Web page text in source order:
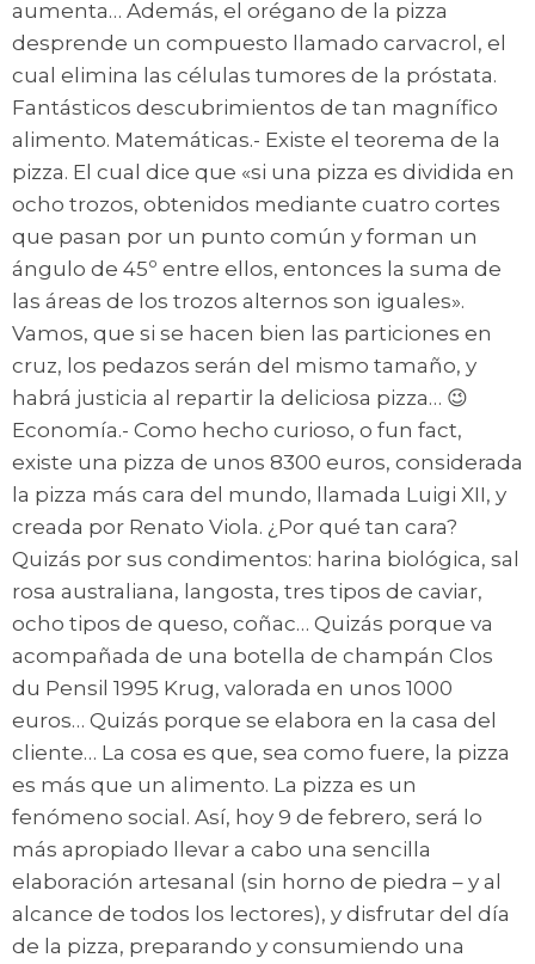
aumenta… Además, el orégano de la pizza
desprende un compuesto llamado carvacrol, el
cual elimina las células tumores de la próstata.
Fantásticos descubrimientos de tan magnífico
alimento. Matemáticas.- Existe el teorema de la
pizza. El cual dice que «si una pizza es dividida en
ocho trozos, obtenidos mediante cuatro cortes
que pasan por un punto común y forman un
ángulo de 45º entre ellos, entonces la suma de
las áreas de los trozos alternos son iguales».
Vamos, que si se hacen bien las particiones en
cruz, los pedazos serán del mismo tamaño, y
habrá justicia al repartir la deliciosa pizza… 😉
Economía.- Como hecho curioso, o fun fact,
existe una pizza de unos 8300 euros, considerada
la pizza más cara del mundo, llamada Luigi XII, y
creada por Renato Viola. ¿Por qué tan cara?
Quizás por sus condimentos: harina biológica, sal
rosa australiana, langosta, tres tipos de caviar,
ocho tipos de queso, coñac… Quizás porque va
acompañada de una botella de champán Clos
du Pensil 1995 Krug, valorada en unos 1000
euros… Quizás porque se elabora en la casa del
cliente… La cosa es que, sea como fuere, la pizza
es más que un alimento. La pizza es un
fenómeno social. Así, hoy 9 de febrero, será lo
más apropiado llevar a cabo una sencilla
elaboración artesanal (sin horno de piedra – y al
alcance de todos los lectores), y disfrutar del día
de la pizza, preparando y consumiendo una